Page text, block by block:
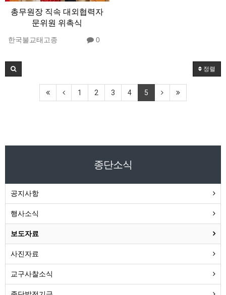
총무원장 직속 대외협력자
문위원 위촉식
한국불교태고종 0
정렬
1 2 3 4 5
종단소식
공지사항
행사소식
보도자료
사진자료
교구사찰소식